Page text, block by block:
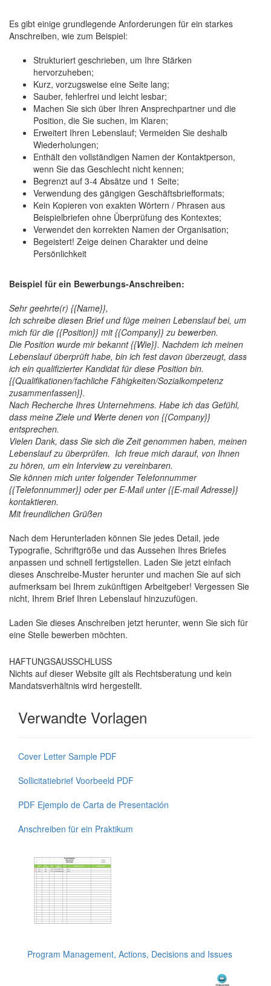
Es gibt einige grundlegende Anforderungen für ein starkes
Anschreiben, wie zum Beispiel:
Strukturiert geschrieben, um Ihre Stärken
hervorzuheben;
Kurz, vorzugsweise eine Seite lang;
Sauber, fehlerfrei und leicht lesbar;
Machen Sie sich über Ihren Ansprechpartner und die
Position, die Sie suchen, im Klaren;
Erweitert Ihren Lebenslauf; Vermeiden Sie deshalb
Wiederholungen;
Enthält den vollständigen Namen der Kontaktperson,
wenn Sie das Geschlecht nicht kennen;
Begrenzt auf 3-4 Absätze und 1 Seite;
Verwendung des gängigen Geschäftsbriefformats;
Kein Kopieren von exakten Wörtern / Phrasen aus
Beispielbriefen ohne Überprüfung des Kontextes;
Verwendet den korrekten Namen der Organisation;
Begeistert! Zeige deinen Charakter und deine
Persönlichkeit
Beispiel für ein Bewerbungs-Anschreiben:
Sehr geehrte(r) {{Name}},
Ich schreibe diesen Brief und füge meinen Lebenslauf bei, um
mich für die {{Position}} mit {{Company}} zu bewerben.
Die Position wurde mir bekannt {{Wie}}. Nachdem ich meinen
Lebenslauf überprüft habe, bin ich fest davon überzeugt, dass
ich ein qualifizierter Kandidat für diese Position bin.
{{Qualifikationen/fachliche Fähigkeiten/Sozialkompetenz
zusammenfassen}}.
Nach Recherche Ihres Unternehmens. Habe ich das Gefühl,
dass meine Ziele und Werte denen von {{Company}}
entsprechen.
Vielen Dank, dass Sie sich die Zeit genommen haben, meinen
Lebenslauf zu überprüfen. Ich freue mich darauf, von Ihnen
zu hören, um ein Interview zu vereinbaren.
Sie können mich unter folgender Telefonnummer
{{Telefonnummer}} oder per E-Mail unter {{E-mail Adresse}}
kontaktieren.
Mit freundlichen Grüßen
Nach dem Herunterladen können Sie jedes Detail, jede
Typografie, Schriftgröße und das Aussehen Ihres Briefes
anpassen und schnell fertigstellen. Laden Sie jetzt einfach
dieses Anschreibe-Muster herunter und machen Sie auf sich
aufmerksam bei Ihrem zukünftigen Arbeitgeber! Vergessen Sie
nicht, Ihrem Brief Ihren Lebenslauf hinzuzufügen.
Laden Sie dieses Anschreiben jetzt herunter, wenn Sie sich für
eine Stelle bewerben möchten.
HAFTUNGSAUSSCHLUSS
Nichts auf dieser Website gilt als Rechtsberatung und kein
Mandatsverhältnis wird hergestellt.
Verwandte Vorlagen
Cover Letter Sample PDF
Sollicitatiebrief Voorbeeld PDF
PDF Ejemplo de Carta de Presentación
Anschreiben für ein Praktikum
Program Management, Actions, Decisions and Issues